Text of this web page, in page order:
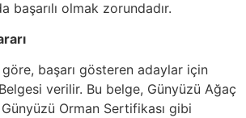
başarılı olmak zorundadır.
göre, başarı gösteren adaylar için
verilir. Bu belge, Günyüzü Ağaç
Orman Sertifikası gibi